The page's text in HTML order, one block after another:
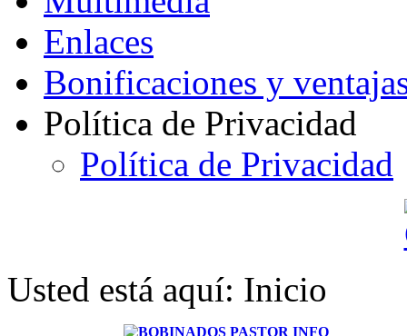
Enlaces
Bonificaciones y
Política de Privacidad
Política de Privacidad
Usted está aquí: Inicio